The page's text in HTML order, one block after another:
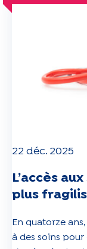
22 déc. 2025
L’accès
plus
En quatorze
à des soins pour